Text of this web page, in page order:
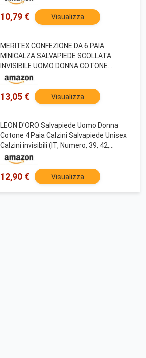
per Mocassini e Sneaker, Taglia 35-50
10,79 € Visualizza
MERITEX CONFEZIONE DA 6 PAIA
MINICALZA SALVAPIEDE SCOLLATA
INVISIBILE UOMO DONNA COTONE
ELASTICIZZATO - PRODOTTO
CERTIFICATO Oeko-Tex - Disponibile nei
colori Bianco, Nero, Nudo e Blu
13,05 € Visualizza
LEON D'ORO Salvapiede Uomo Donna
Cotone 4 Paia Calzini Salvapiede Unisex
Calzini invisibili (IT, Numero, 39, 42,
Regular, Regular, NUDO 4 PAIA)
12,90 € Visualizza